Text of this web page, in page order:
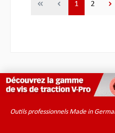
Page
1 Page
2
Outils professionnels Made in